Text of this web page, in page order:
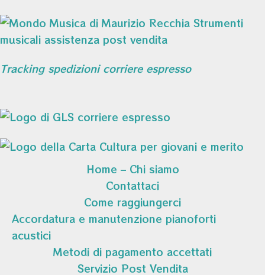
Tracking spedizioni corriere espresso
Home – Chi siamo
Contattaci
Come raggiungerci
Accordatura e manutenzione pianoforti
acustici
Metodi di pagamento accettati
Servizio Post Vendita